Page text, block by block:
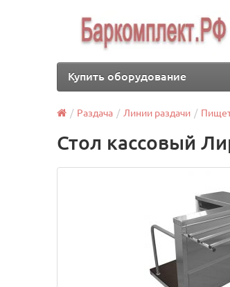
Купить оборудование
Раздача Линии раздачи
Стол кассовый